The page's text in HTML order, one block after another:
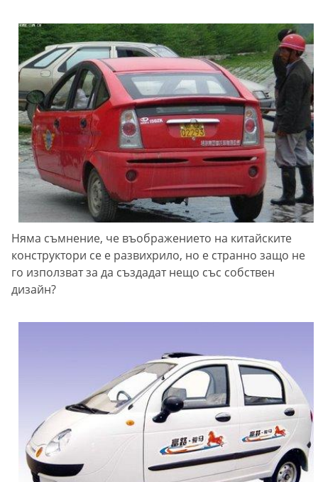
Няма съмнение, че въображението на китайските
конструктори се е развихрило, но е странно защо не
го използват за да създадат нещо със собствен
дизайн?